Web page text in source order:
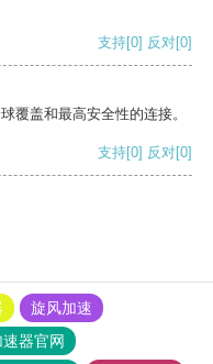
支持[0] 反对[0]
覆盖和最高安全性的连接。
支持[0] 反对[0]
旋风加速
器官网